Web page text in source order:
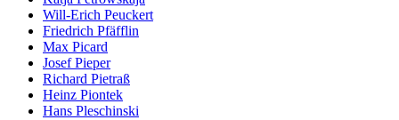
Will-Erich Peuckert
Friedrich Pfäfflin
Max Picard
Josef Pieper
Richard Pietraß
Heinz Piontek
Hans Pleschinski